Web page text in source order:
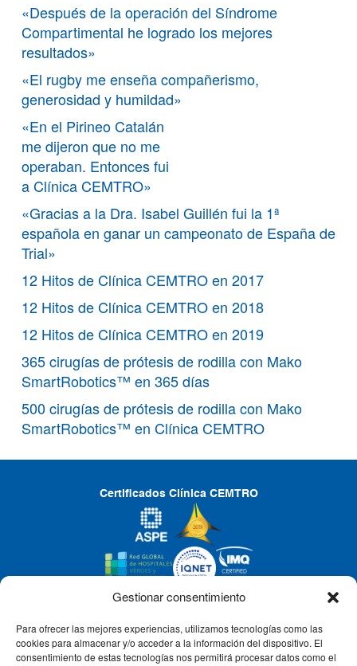
Gestionar consentimiento
Para ofrecer las mejores experiencias, utilizamos tecnologías como las
cookies para almacenar y/o acceder a la información del dispositivo. El
consentimiento de estas tecnologías nos permitirá procesar datos como el
«Después de la operación del Síndrome
Compartimental he logrado los mejores
resultados»
«El rugby me enseña compañerismo,
generosidad y humildad»
«En el Pirineo Catalán
me dijeron que no me
operaban. Entonces fui
a Clínica CEMTRO»
«Gracias a la Dra. Isabel Guillén fui la 1ª
española en ganar un campeonato de España de
Trial»
12 Hitos de Clínica CEMTRO en 2017
12 Hitos de Clínica CEMTRO en 2018
12 Hitos de Clínica CEMTRO en 2019
365 cirugías de prótesis de rodilla con Mako
SmartRobotics™ en 365 días
500 cirugías de prótesis de rodilla con Mako
SmartRobotics™ en Clínica CEMTRO
Certificados Clínica CEMTRO
CLÍNICA CEMTRO